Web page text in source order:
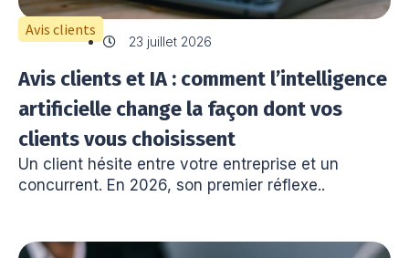
Avis clients
23 juillet 2026
Avis clients et IA : comment l’intelligence
artificielle change la façon dont vos
clients vous choisissent
Un client hésite entre votre entreprise et un
concurrent. En 2026, son premier réflexe..